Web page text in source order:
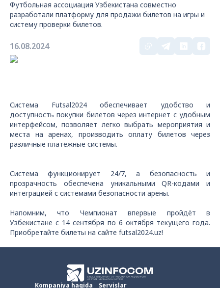
Футбольная ассоциация Узбекистана совместно
разработали платформу для продажи билетов на игры и
систему проверки билетов.
16.08.2024
Система Futsal2024 обеспечивает удобство и
доступность покупки билетов через интернет с удобным
интерфейсом, позволяет легко выбрать мероприятия и
места на аренах, производить оплату билетов через
различные платёжные системы.
Система функционирует 24/7, а безопасность и
прозрачность обеспечена уникальными QR-кодами и
интеграцией с системами безопасности арены.
Напомним, что Чемпионат впервые пройдёт в
Узбекистане с 14 сентября по 6 октября текущего года.
Приобретайте билеты на сайте futsal2024.uz!
Kompaniya haqida Servislar